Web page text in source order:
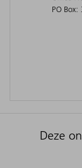
PO Box:
Deze